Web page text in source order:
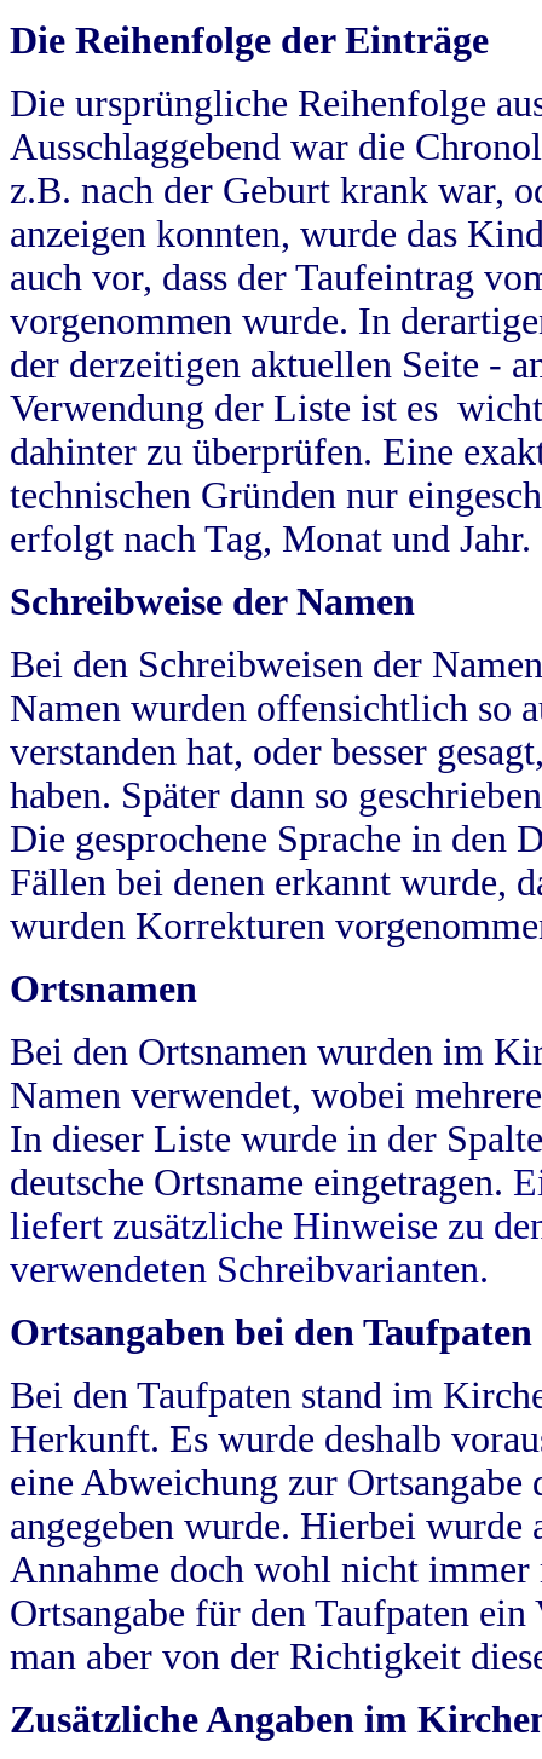
Die Reihenfolge der Einträge
Die ursprüngliche Reihenfolge
Ausschlaggebend war die
z.B. nach der Geburt krank war,
anzeigen konnten, wurde das
auch vor, dass der Taufeintrag
vorgenommen wurde. In
der derzeitigen aktuellen Seite -
Verwendung der Liste ist es
dahinter zu überprüfen. Eine
technischen Gründen nur
erfolgt nach Tag, Monat und Jahr.
Schreibweise der Namen
Bei den Schreibweisen der
Namen wurden offensichtlich so
verstanden hat, oder besser
haben. Später dann so
Die gesprochene Sprache in
Fällen bei denen erkannt wurde,
wurden Korrekturen
Ortsnamen
Bei den Ortsnamen wurden im
Namen verwendet, wobei
In dieser Liste wurde in der
deutsche Ortsname eingetragen.
liefert zusätzliche Hinweise zu
verwendeten Schreibvarianten.
Ortsangaben bei den Taufpaten
Bei den Taufpaten stand im
Herkunft. Es wurde deshalb
eine Abweichung zur
angegeben wurde. Hierbei wurde
Annahme doch wohl nicht
Ortsangabe für den Taufpaten
man aber von der Richtigkeit
Zusätzliche Angaben im